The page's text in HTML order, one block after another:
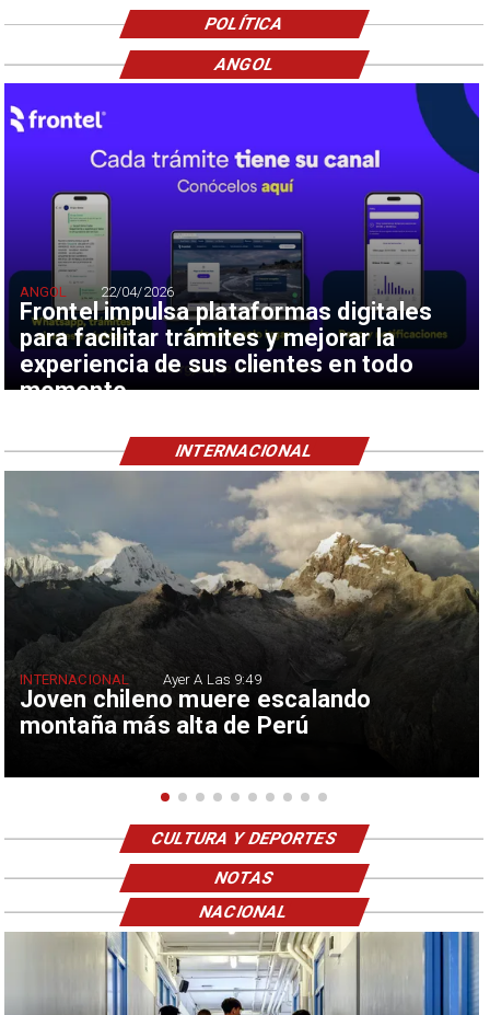
POLÍTICA
Frontel impulsa plataformas digitales
para facilitar trámites y mejorar la
experiencia de sus clientes en todo
momento
ANGOL 22/04/2026
ANGOL
Joven chileno muere escalando
montaña más alta de Perú
INTERNACIONAL Ayer A Las 9:49
INTERNACIONAL
CULTURA Y DEPORTES
NOTAS
NACIONAL